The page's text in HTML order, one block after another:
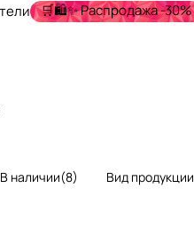
🛒🛍️✨ Распродажа -30%
В наличии(8) Вид продукции